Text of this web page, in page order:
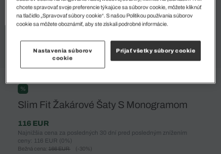
%
Slim Fit Žakárové Šaty S Monogramom
116 EUR
Najnižšia cena za posledných 30 dní pred posledným znížením
ceny: 116 EUR (0%)
Bežná cena: 166 EUR (-30%)
chcete spravovať svoje preferencie týkajúce sa súborov cookie, môžete kliknúť
na tlačidlo „Spravovať súbory cookie“. S našou Politikou používania súborov
cookie sa môžete oboznámiť, aby ste získali podrobné informácie.
Nastavenia súborov
cookie
Prijať všetky súbory cookie